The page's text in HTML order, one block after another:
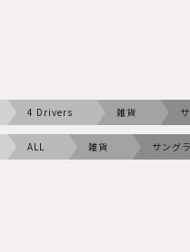
4 Drivers 雑貨
ALL 雑貨 サング